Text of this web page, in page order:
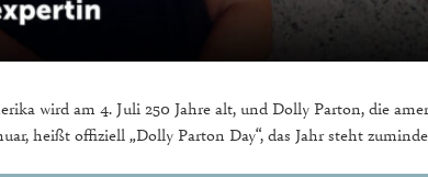
wird am 4. Juli 250 Jahre alt, und Dolly Parton, die
heißt offiziell „Dolly Parton Day“, das Jahr steht